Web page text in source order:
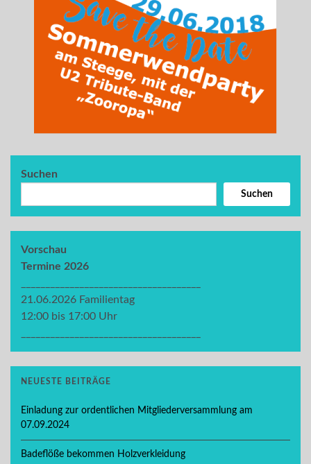
Suchen
Suchen
Vorschau
Termine 2026
21.06.2026 Familientag
12:00 bis 17:00 Uhr
NEUESTE BEITRÄGE
Einladung zur ordentlichen Mitgliederversammlung am
07.09.2024
Badeflöße bekommen Holzverkleidung